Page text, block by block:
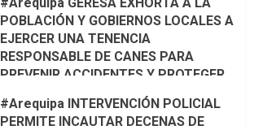
POBLACIÓN Y GOBIERNOS LOCALES A
EJERCER UNA TENENCIA
RESPONSABLE DE CANES PARA
PREVENIR ACCIDENTES Y PROTEGER
#Arequipa INTERVENCIÓN POLICIAL
PERMITE INCAUTAR DECENAS DE